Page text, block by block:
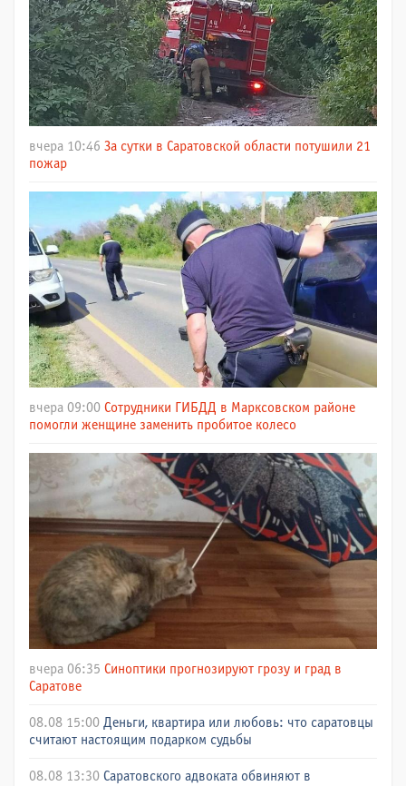
вчера 10:46 За сутки в Саратовской области потушили 21
пожар
вчера 09:00 Сотрудники ГИБДД в Марксовском районе
помогли женщине заменить пробитое колесо
вчера 06:35 Синоптики прогнозируют грозу и град в
Саратове
08.08 15:00 Деньги, квартира или любовь: что саратовцы
считают настоящим подарком судьбы
08.08 13:30 Саратовского адвоката обвиняют в